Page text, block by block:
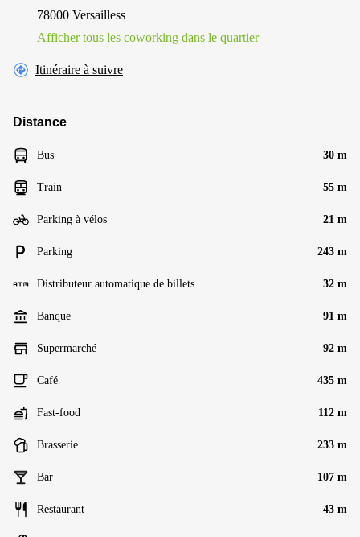
78000 Versailless
Afficher tous les сoworking dans le quartier
Itinéraire à suivre
Distance
Bus 30 m
Train 55 m
Parking à vélos 21 m
Parking 243 m
Distributeur automatique de billets 32 m
Banque 91 m
Supermarché 92 m
Café 435 m
Fast-food 112 m
Brasserie 233 m
Bar 107 m
Restaurant 43 m